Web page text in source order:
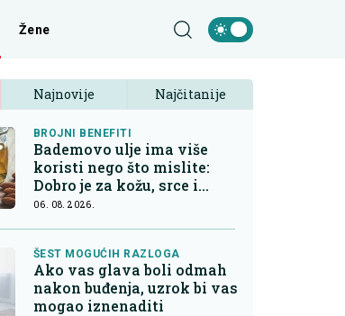
Žene
Najnovije Najčitanije
BROJNI BENEFITI
Bademovo ulje ima više
koristi nego što mislite:
Dobro je za kožu, srce i
kontrolu apetita
06. 08. 2026.
ŠEST MOGUĆIH RAZLOGA
Ako vas glava boli odmah
nakon buđenja, uzrok bi vas
mogao iznenaditi